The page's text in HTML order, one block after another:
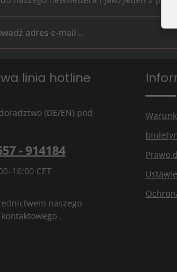
kontynuuj potwierdzasz, że
gwiazdką (*) są polami obowiązkowymi.
linia hotline
(DE/EN) pod
- 914184
CET
naszego
.
Prawo